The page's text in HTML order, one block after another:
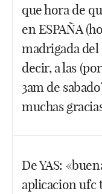
evento.
ayudar:
http://
articulos/pasos-
que hora de
en ESPAÑA
madrigada del
decir, a las
3am de
muchas
combate había
de ellas, por
De YAS:
aplicacion ufc